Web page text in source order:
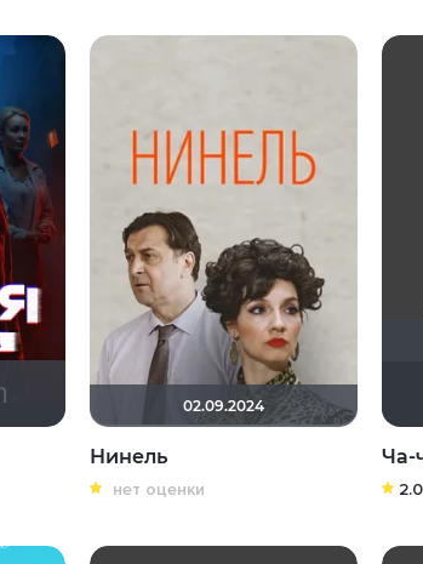
02.09.2024
Нинель
нет оценки
Ча-